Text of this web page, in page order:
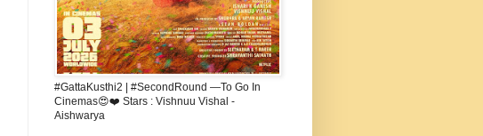
#GattaKusthi2 | #SecondRound —To Go In
Cinemas😍❤️ Stars : Vishnuu Vishal -
Aishwarya